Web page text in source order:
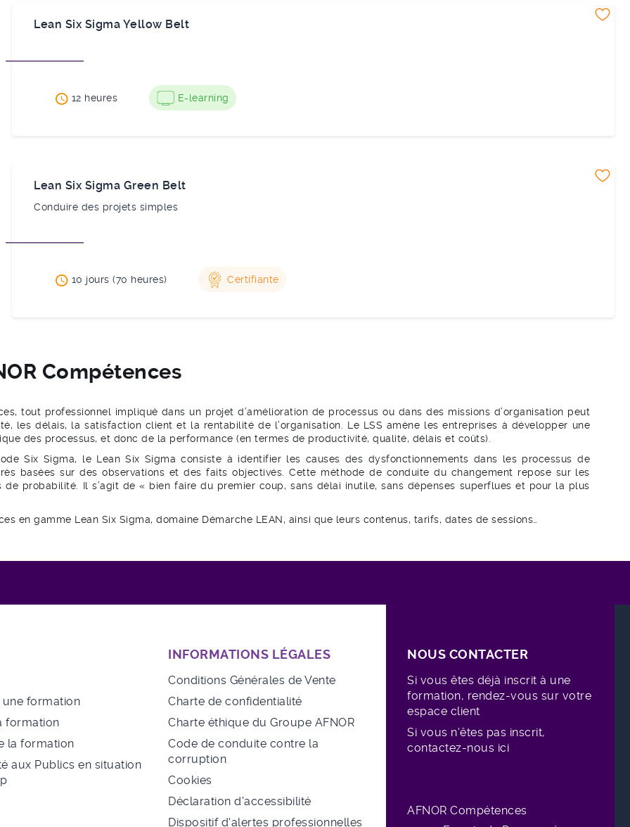
Lean Six Sigma Yellow Belt
12 heures E-learning
Lean Six Sigma Green Belt
Conduire des projets simples
10 jours (70 heures) Certifiante
Compétences
tout professionnel impliqué dans un projet d’amélioration de processus ou dans des missions d’organisation peut
les délais, la satisfaction client et la rentabilité de l’organisation. Le LSS amène les entreprises à développer une
des processus, et donc de la performance (en termes de productivité, qualité, délais et coûts).
Six Sigma, le Lean Six Sigma consiste à identifier les causes des dysfonctionnements dans les processus de
basées sur des observations et des faits objectivés. Cette méthode de conduite du changement repose sur les
probabilité. Il s’agit de « bien faire du premier coup, sans délai inutile, sans dépenses superflues et pour la plus
en gamme Lean Six Sigma, domaine Démarche LEAN, ainsi que leurs contenus, tarifs, dates de sessions…
une formation
formation
la formation
aux Publics en situation
INFORMATIONS LÉGALES
Conditions Générales de Vente
Charte de confidentialité
Charte éthique du Groupe AFNOR
Code de conduite contre la
corruption
Cookies
Déclaration d'accessibilité
Dispositif d'alertes professionnelles
NOUS CONTACTER
Si vous êtes déjà inscrit à une
formation, rendez-vous sur votre
espace client
Si vous n'êtes pas inscrit,
contactez-nous ici
AFNOR Compétences